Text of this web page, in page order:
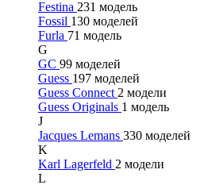
Festina 231 модель
Fossil 130 моделей
Furla 71 модель
G
GC 99 моделей
Guess 197 моделей
Guess Connect 2 модели
Guess Originals 1 модель
J
Jacques Lemans 330 моделей
K
Karl Lagerfeld 2 модели
L